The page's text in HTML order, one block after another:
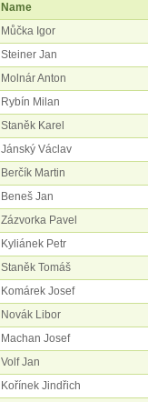
Name
Můčka Igor
Steiner Jan
Molnár Anton
Rybín Milan
Staněk Karel
Jánský Václav
Berčík Martin
Beneš Jan
Zázvorka Pavel
Kyliánek Petr
Staněk Tomáš
Komárek Josef
Novák Libor
Machan Josef
Volf Jan
Kořínek Jindřich